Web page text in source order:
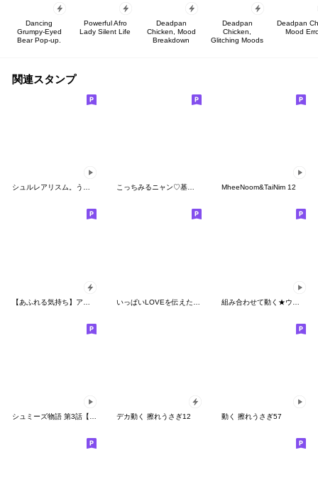
Dancing
Grumpy-Eyed
Bear Pop-up.
Powerful Afro
Lady Silent Life
Deadpan
Chicken, Mood
Breakdown
Deadpan
Chicken,
Glitching Moods
Deadpan
Mood
関連スタンプ
シュルレアリスム。うさぎ２こめだよ！ こっちみるニャン♡基本のスタンプ MheeNoom&TaiNim 12
デカ動く 擦れうさぎ12 動く 擦れうさぎ57